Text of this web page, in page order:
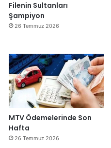
Filenin Sultanları
Şampiyon
26 Temmuz 2026
MTV Ödemelerinde Son
Hafta
26 Temmuz 2026